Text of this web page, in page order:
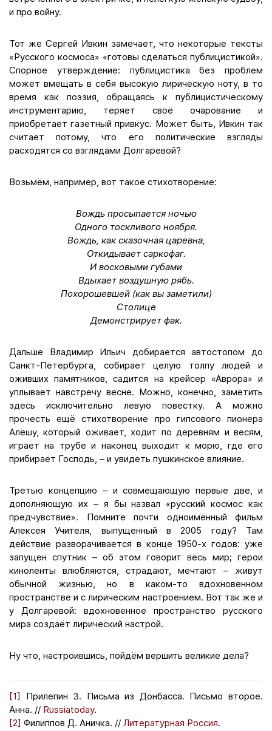
и про войну.
Тот же Сергей Ивкин замечает, что некоторые тексты
«Русского космоса» «готовы сделаться публицистикой».
Спорное утверждение: публицистика без проблем
может вмещать в себя высокую лирическую ноту, в то
время как поэзия, обращаясь к публицистическому
инструментарию, теряет своё очарование и
приобретает газетный привкус. Может быть, Ивкин так
считает потому, что его политические взгляды
расходятся со взглядами Долгаревой?
Возьмём, например, вот такое стихотворение:
Вождь просыпается ночью
Одного тоскливого ноября.
Вождь, как сказочная царевна,
Откидывает саркофаг.
И восковыми губами
Вдыхает воздушную рябь.
Похорошевшей (как вы заметили)
Столице
Демонстрирует фак.
Дальше Владимир Ильич добирается автостопом до
Санкт-Петербурга, собирает целую толпу людей и
оживших памятников, садится на крейсер «Аврора» и
уплывает навстречу весне. Можно, конечно, заметить
здесь исключительно левую повестку. А можно
прочесть ещё стихотворение про гипсового пионера
Алёшу, который оживает, ходит по деревням и весям,
играет на трубе и наконец выходит к морю, где его
прибирает Господь, – и увидеть пушкинское влияние.
Третью концепцию – и совмещающую первые две, и
дополняющую их – я бы назвал «русский космос как
предчувствие». Помните почти одноимённый фильм
Алексея Учителя, выпущенный в 2005 году? Там
действие разворачивается в конце 1950-х годов: уже
запущен спутник – об этом говорит весь мир; герои
киноленты влюбляются, страдают, мечтают – живут
обычной жизнью, но в каком-то вдохновенном
пространстве и с лирическим настроением. Вот так же и
у Долгаревой: вдохновенное пространство русского
мира создаёт лирический настрой.
Ну что, настроившись, пойдём вершить великие дела?
[1]
Прилепин З. Письма из Донбасса. Письмо второе.
Анна. // Russiatoday.
[2] Филиппов Д. Аничка. // Литературная Россия.